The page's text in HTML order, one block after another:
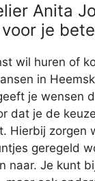
Anita
je
wil huren of
in
je wensen
dat je de
Hierbij zorgen
geregeld
naar. Je kunt